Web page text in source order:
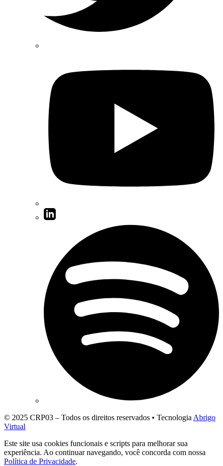
© 2025 CRP03 – Todos os direitos reservados • Tecnologia Abrigo
Virtual
Este site usa cookies funcionais e scripts para melhorar sua
experiência. Ao continuar navegando, você concorda com nossa
Política de Privacidade.